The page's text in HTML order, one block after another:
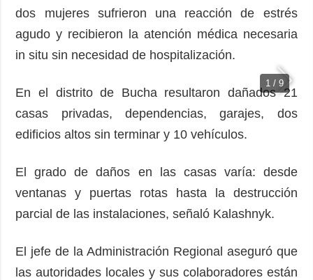
dos mujeres sufrieron una reacción de estrés
agudo y recibieron la atención médica necesaria
in situ sin necesidad de hospitalización.
1 / 9
En el distrito de Bucha resultaron dañados 21
casas privadas, dependencias, garajes, dos
edificios altos sin terminar y 10 vehículos.
El grado de daños en las casas varía: desde
ventanas y puertas rotas hasta la destrucción
parcial de las instalaciones, señaló Kalashnyk.
El jefe de la Administración Regional aseguró que
las autoridades locales y sus colaboradores están